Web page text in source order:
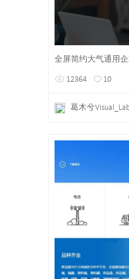
详情
全屏简约大气通用
12364 10
葛木兮
详情